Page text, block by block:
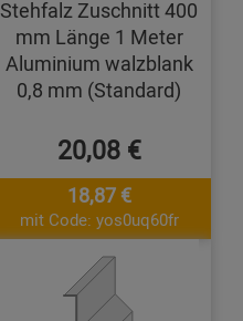
Stehfalz Zuschnitt 400
mm Länge 1 Meter
Aluminium walzblank
0,8 mm (Standard)
20,08 €
18,87 €
mit Code: yos0uq60fr